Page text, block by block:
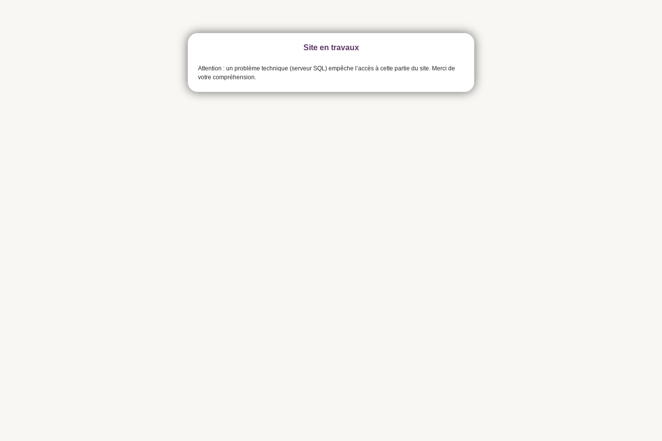
Site en travaux
Attention : un problème technique (serveur SQL) empêche l’accès à cette partie du site. Merci de
votre compréhension.